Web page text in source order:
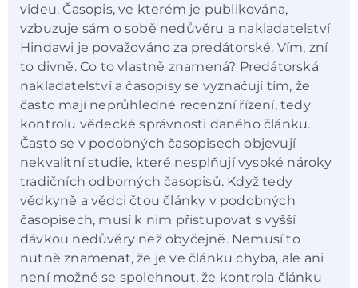
videu. Časopis, ve kterém je publikována,
vzbuzuje sám o sobě nedůvěru a nakladatelství
Hindawi je považováno za predátorské. Vím, zní
to divně. Co to vlastně znamená? Predátorská
nakladatelství a časopisy se vyznačují tím, že
často mají neprůhledné recenzní řízení, tedy
kontrolu vědecké správnosti daného článku.
Často se v podobných časopisech objevují
nekvalitní studie, které nesplňují vysoké nároky
tradičních odborných časopisů. Když tedy
vědkyně a vědci čtou články v podobných
časopisech, musí k nim přistupovat s vyšší
dávkou nedůvěry než obyčejně. Nemusí to
nutně znamenat, že je ve článku chyba, ale ani
není možné se spolehnout, že kontrola článku